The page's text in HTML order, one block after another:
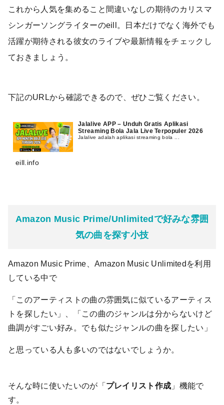
これから人気を集めること間違いなしの期待のカリスマ
シンガーソングライターのeill。日本だけでなく海外でも
活躍が期待される彼女のライブや最新情報をチェックし
ておきましょう。
下記のURLから確認できるので、ぜひご覧ください。
Jalalive APP – Unduh Gratis Aplikasi
Streaming Bola Jala Live Terpopuler 2026
Jalalive adalah aplikasi streaming bola ...
eill.info
Amazon Music Prime/Unlimitedで好みな雰囲
気の曲を探す小技
Amazon Music Prime、Amazon Music Unlimitedを利用
している中で
「このアーティストの曲の雰囲気に似ているアーティス
トを探したい」、「この曲のジャンルは分からないけど
曲調がすごい好み。でも似たジャンルの曲を探したい」
と思っている人も多いのではないでしょうか。
そんな時に使いたいのが「 プレイリスト作成 」機能で
す。